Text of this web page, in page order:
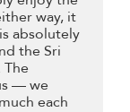
way, it
absolutely
the Sri
The
— we
each